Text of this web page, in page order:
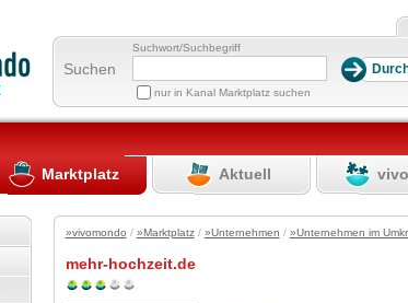
Suchen
Suchwort/Suchbegriff
nur in Kanal Marktplatz suchen
Marktplatz Aktuell
»vivomondo / »Marktplatz/ »Unternehmen / »Unternehmen im
mehr-hochzeit.de